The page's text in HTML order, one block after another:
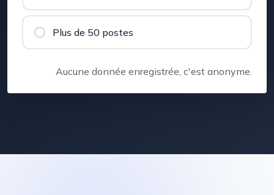
Plus de 50 postes
Aucune donnée enregistrée, c'est anonyme.